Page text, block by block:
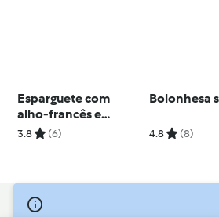
Esparguete com
alho-francês e
camarão
3.8 (6)
Bolonhesa
4.8 (8)
© Copyright 2026